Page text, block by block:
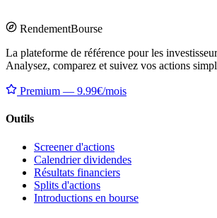
RendementBourse
La plateforme de référence pour les
Analysez, comparez et suivez vos actions
Premium — 9.99€/mois
Outils
Screener d'actions
Calendrier dividendes
Résultats financiers
Splits d'actions
Introductions en bourse